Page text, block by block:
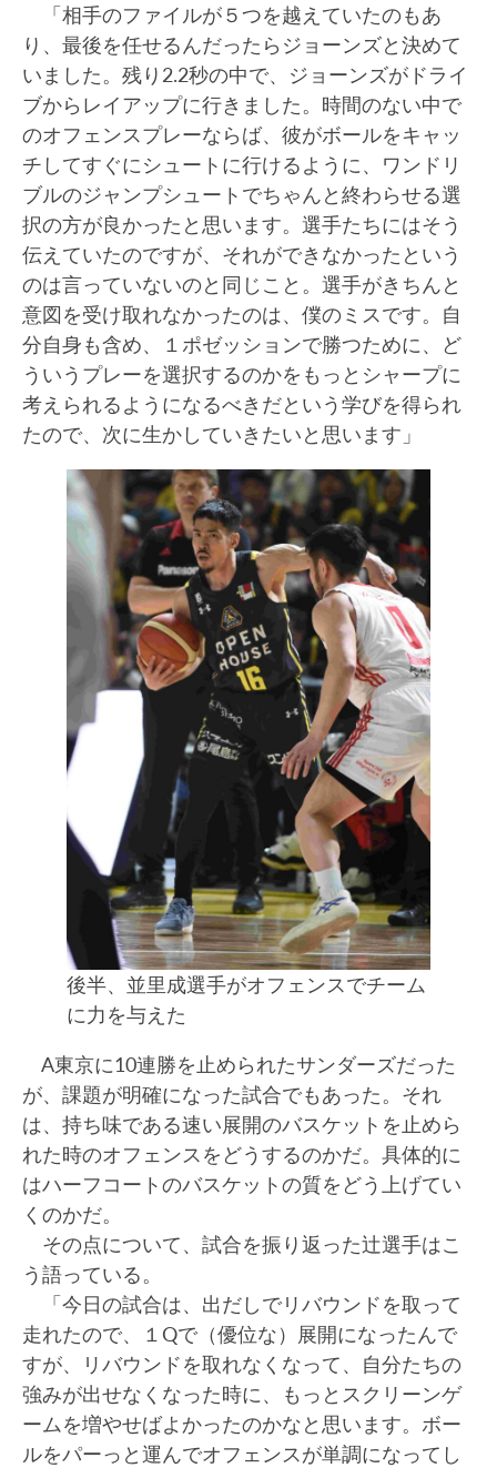
「相手のファイルが５つを越えていたのもあ
り、最後を任せるんだったらジョーンズと決めて
いました。残り2.2秒の中で、ジョーンズがドライ
ブからレイアップに行きました。時間のない中で
のオフェンスプレーならば、彼がボールをキャッ
チしてすぐにシュートに行けるように、ワンドリ
ブルのジャンプシュートでちゃんと終わらせる選
択の方が良かったと思います。選手たちにはそう
伝えていたのですが、それができなかったという
のは言っていないのと同じこと。選手がきちんと
意図を受け取れなかったのは、僕のミスです。自
分自身も含め、１ポゼッションで勝つために、ど
ういうプレーを選択するのかをもっとシャープに
考えられるようになるべきだという学びを得られ
たので、次に生かしていきたいと思います」
後半、並里成選手がオフェンスでチーム
に力を与えた
A東京に10連勝を止められたサンダーズだった
が、課題が明確になった試合でもあった。それ
は、持ち味である速い展開のバスケットを止めら
れた時のオフェンスをどうするのかだ。具体的に
はハーフコートのバスケットの質をどう上げてい
くのかだ。
その点について、試合を振り返った辻選手はこ
う語っている。
「今日の試合は、出だしでリバウンドを取って
走れたので、１Qで（優位な）展開になったんで
すが、リバウンドを取れなくなって、自分たちの
強みが出せなくなった時に、もっとスクリーンゲ
ームを増やせばよかったのかなと思います。ボー
ルをパーっと運んでオフェンスが単調になってし